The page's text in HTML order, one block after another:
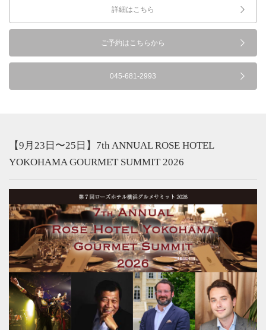
詳細はこちら
ご予約はこちらから
045-681-2993
【9月23日〜25日】7th ANNUAL ROSE HOTEL
YOKOHAMA GOURMET SUMMIT 2026